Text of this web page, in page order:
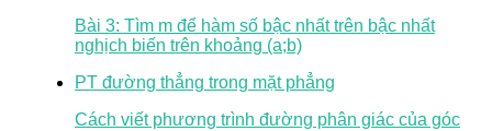
Bài 3: Tìm m để hàm số bậc nhất trên bậc nhất
nghịch biến trên khoảng (a;b)
PT đường thẳng trong mặt phẳng
Cách viết phương trình đường phân giác của góc